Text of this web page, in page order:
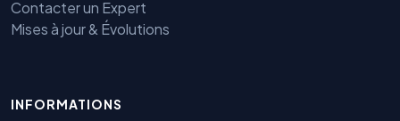
Contacter un Expert
Mises à jour & Évolutions
INFORMATIONS